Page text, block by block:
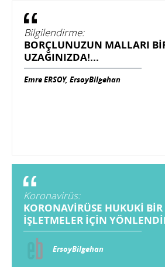
Bilgilendirme:
BORÇLUNUZUN MALLARI
UZAĞINIZDA!...
Emre ERSOY, ErsoyBilgehan
Koronavirüs:
KORONAVİRÜSE HUKUKİ BİR
İŞLETMELER İÇİN
ErsoyBilgehan